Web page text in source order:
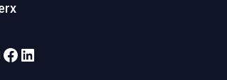
Instagram
Facebook